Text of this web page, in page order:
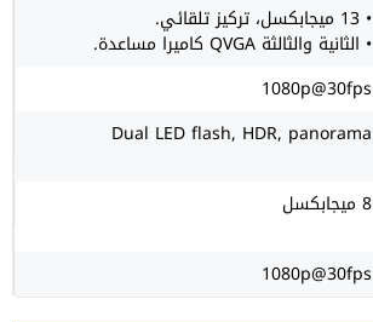
• 13 ميجابكسل، تركيز تلقائي.
• الثانية والثالثة QVGA كاميرا مساعدة.
1080p@30fps
Dual LED flash, HDR, panorama
8 ميجابكسل
1080p@30fps